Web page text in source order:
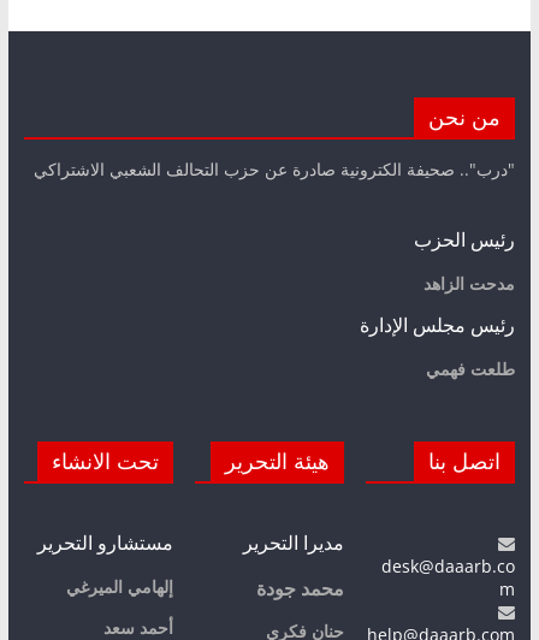
من نحن
"درب".. صحيفة الكترونية صادرة عن حزب التحالف الشعبي الاشتراكي
رئيس الحزب
مدحت الزاهد
رئيس مجلس الإدارة
طلعت فهمي
اتصل بنا
desk@daaarb.co
m
help@daaarb.com
هيئة التحرير
مديرا التحرير
محمد جودة
حنان فكري
تحت الانشاء
مستشارو التحرير
إلهامي الميرغي
أحمد سعد